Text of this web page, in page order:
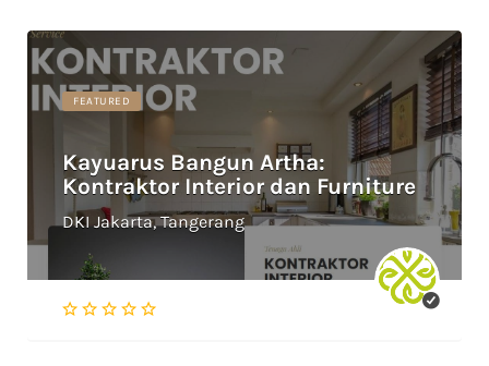
FEATURED
Kayuarus Bangun Artha:
Kontraktor Interior dan Furniture
DKI Jakarta, Tangerang